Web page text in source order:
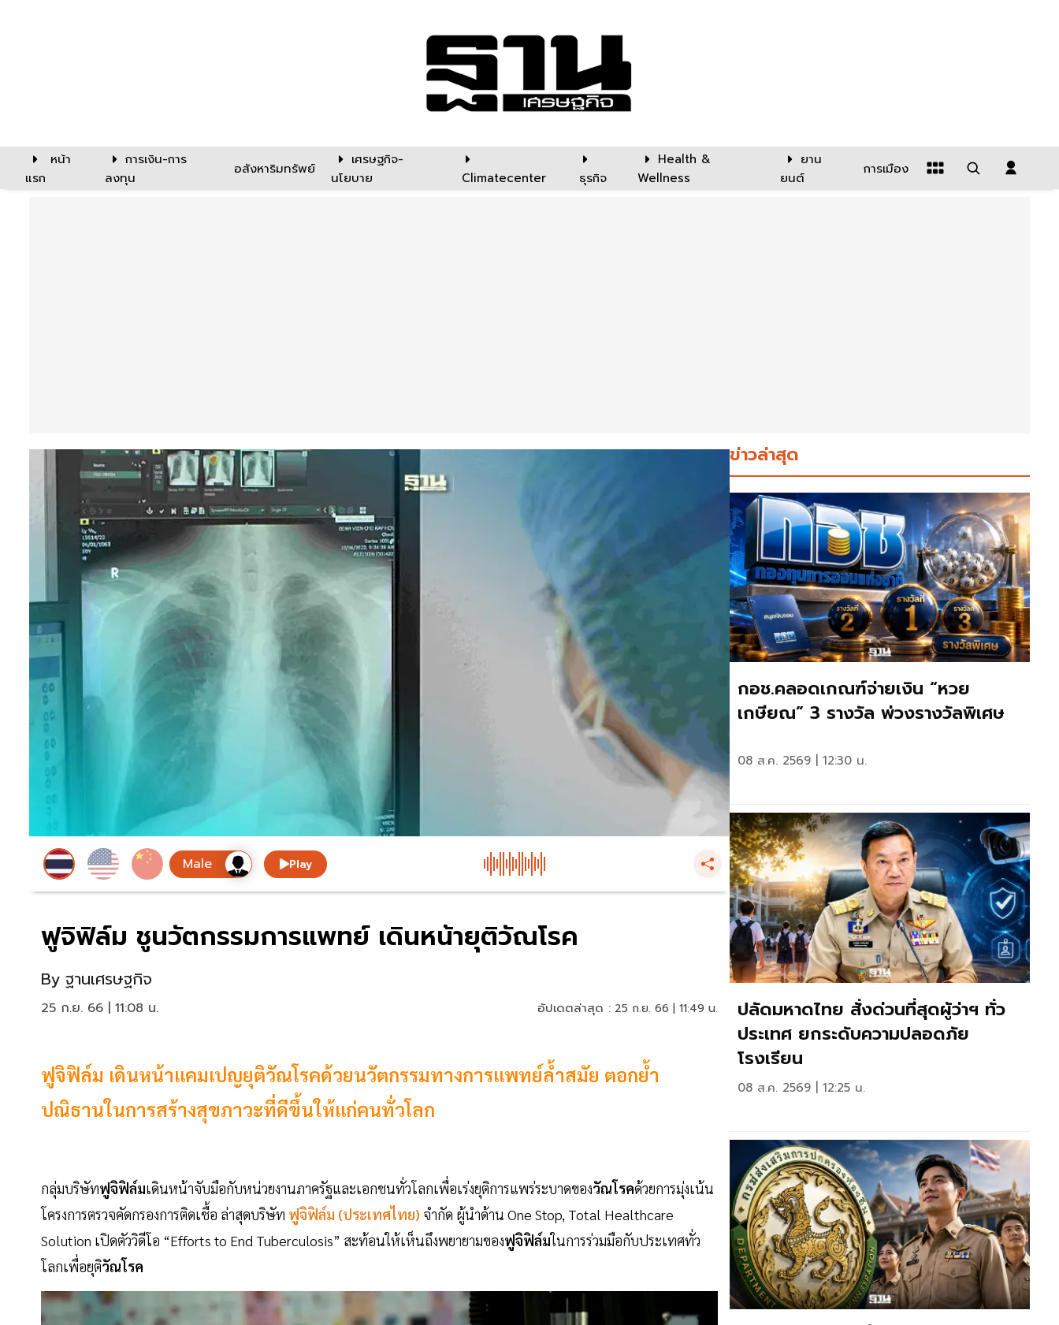
หน้า
แรก
การเงิน-การ
ลงทุน
อสังหาริมทรัพย์
เศรษฐกิจ-
นโยบาย
Climatecenter ธุรกิจ
Health &
Wellness
ยาน
ยนต์
การเมือง
Play
ฟูจิฟิล์ม ชูนวัตกรรมการแพทย์ เดินหน้ายุติวัณโรค
By ฐานเศรษฐกิจ
25 ก.ย. 66 | 11:08 น. อัปเดตล่าสุด : 25 ก.ย. 66 | 11:49 น.
ฟูจิฟิล์ม เดินหน้าแคมเปญยุติวัณโรคด้วยนวัตกรรมทางการแพทย์ล้ำสมัย ตอกย้ำ
ปณิธานในการสร้างสุขภาวะที่ดีขึ้นให้แก่คนทั่วโลก
กลุ่มบริษัทฟูจิฟิล์มเดินหน้าจับมือกับหน่วยงานภาครัฐและเอกชนทั่วโลกเพื่อเร่งยุติการแพร่ระบาดของวัณโรคด้วยการมุ่งเน้น
โครงการตรวจคัดกรองการติดเชื้อ ล่าสุดบริษัท ฟูจิฟิล์ม (ประเทศไทย) จำกัด ผู้นำด้าน One Stop, Total Healthcare
Solution เปิดตัววิดีโอ “Efforts to End Tuberculosis” สะท้อนให้เห็นถึงพยายามของฟูจิฟิล์มในการร่วมมือกับประเทศทั่ว
โลกเพื่อยุติวัณโรค
ข่าวล่าสุด
กอช.คลอดเกณฑ์จ่ายเงิน “หวย
เกษียณ” 3 รางวัล พ่วงรางวัลพิเศษ
08 ส.ค. 2569 | 12:30 น.
ปลัดมหาดไทย สั่งด่วนที่สุดผู้ว่าฯ ทั่ว
ประเทศ ยกระดับความปลอดภัย
โรงเรียน
08 ส.ค. 2569 | 12:25 น.